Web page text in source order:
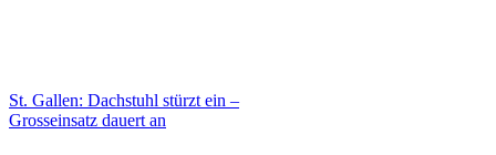
St. Gallen: Dachstuhl stürzt ein –
Grosseinsatz dauert an